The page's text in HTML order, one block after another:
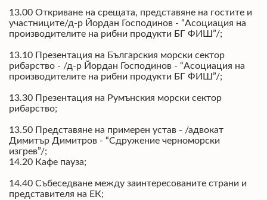
13.00 Откриване на срещата, представяне на гостите и
участниците/д-р Йордан Господинов - “Асоциация на
производителите на рибни продукти БГ ФИШ”/;
13.10 Презентация на Българския морски сектор
рибарство - /д-р Йордан Господинов - “Асоциация на
производителите на рибни продукти БГ ФИШ”/;
13.30 Презентация на Румънския морски сектор
рибарство;
13.50 Представяне на примерен устав - /адвокат
Димитър Димитров - “Сдружение черноморски
изгрев”/;
14.20 Кафе пауза;
14.40 Събеседване между заинтересованите страни и
представителя на ЕК;